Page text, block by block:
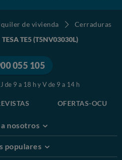
de vivienda
Cerraduras
TESA TE5 (T5NV03030L)
055 105
de 9 a 18 h y V de 9 a 14 h
OFERTAS-OCU
nosotros
populares